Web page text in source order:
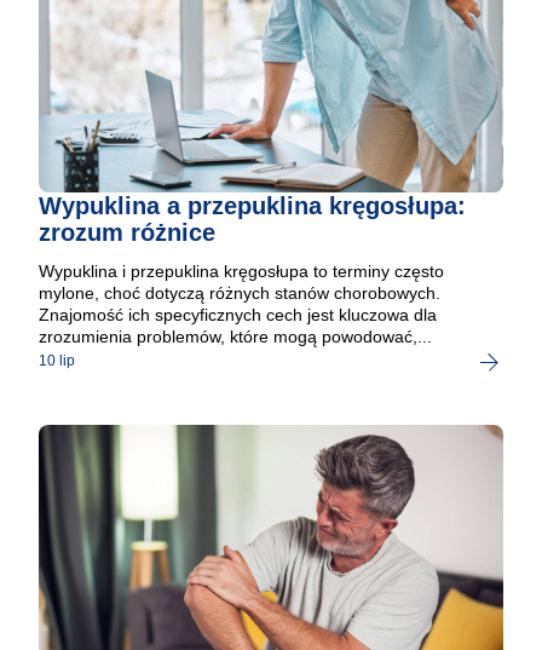
Wypuklina a przepuklina kręgosłupa:
zrozum różnice
Wypuklina i przepuklina kręgosłupa to terminy często
mylone, choć dotyczą różnych stanów chorobowych.
Znajomość ich specyficznych cech jest kluczowa dla
zrozumienia problemów, które mogą powodować,...
10 lip